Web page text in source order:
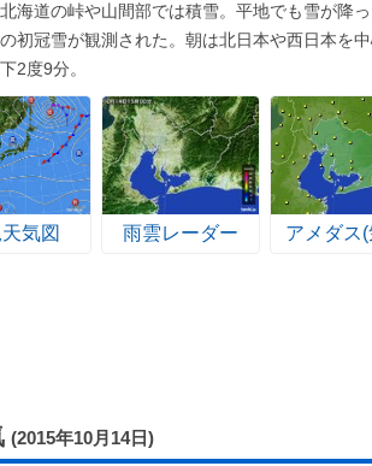
海道の峠や山間部では積雪。平地でも雪が降
初冠雪が観測された。朝は北日本や西日本を
2度9分。
気図 雨雲レーダー アメダス
(2015年10月14日)